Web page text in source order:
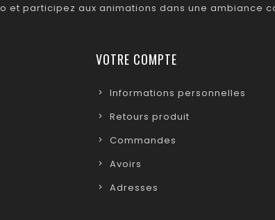
et participez aux animations dans une ambiance
VOTRE COMPTE
Informations personnelles
Retours produit
Commandes
Avoirs
Adresses